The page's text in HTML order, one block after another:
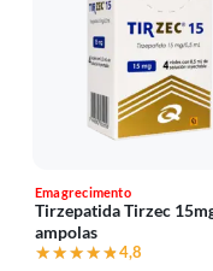
Emagrecimento
Tirzepatida Tirzec
ampolas
★★★★★
★★★★★4,8